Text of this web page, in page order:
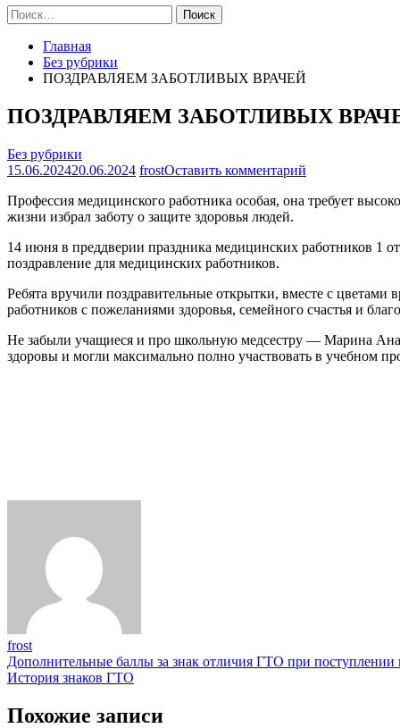
Найти:
Главная
Без рубрики
ПОЗДРАВЛЯЕМ ЗАБОТЛИВЫХ ВРАЧЕЙ
ПОЗДРАВЛЯЕМ ЗАБОТЛИВЫХ
Без рубрики
15.06.202420.06.2024 frostОставить комментарий
Профессия медицинского работника особая, она требует
жизни избрал заботу о защите здоровья людей.
14 июня в преддверии праздника медицинских работников 1
поздравление для медицинских работников.
Ребята вручили поздравительные открытки, вместе с цветами
работников с пожеланиями здоровья, семейного счастья и
Не забыли учащиеся и про школьную медсестру — Марина
здоровы и могли максимально полно участвовать в учебном
frost
Навигация
по
записям
Дополнительные баллы за знак отличия ГТО при
История знаков ГТО
Похожие записи